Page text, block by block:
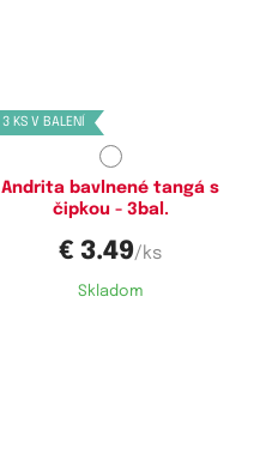
3 KS V BALENÍ
Andrita bavlnené tangá s
čipkou - 3bal.
€ 3.49/ks
Skladom